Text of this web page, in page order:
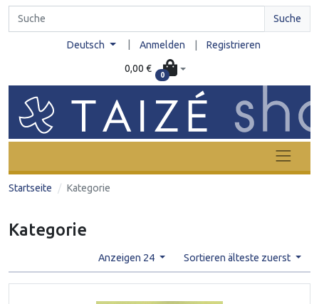
Suche
Deutsch Anmelden Registrieren
0,00 €
0
Startseite Kategorie
Kategorie
Anzeigen 24 Sortieren älteste zuerst